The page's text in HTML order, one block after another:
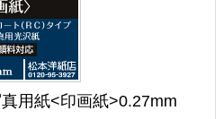
用紙<印画紙>0.27mm